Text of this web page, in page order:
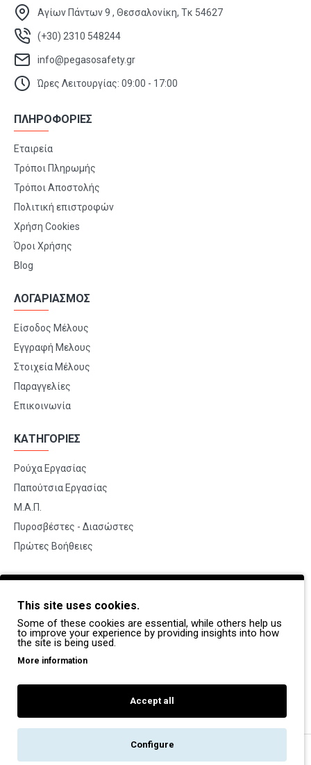
Αγίων Πάντων 9 , Θεσσαλονίκη, Τκ 54627
(+30) 2310 548244
info@pegasosafety.gr
Ώρες Λειτουργίας: 09:00 - 17:00
ΠΛΗΡΟΦΟΡΙΕΣ
Εταιρεία
Τρόποι Πληρωμής
Τρόποι Αποστολής
Πολιτική επιστροφών
Χρήση Cookies
Όροι Χρήσης
Blog
ΛΟΓΑΡΙΑΣΜΟΣ
Είσοδος Μέλους
Εγγραφή Μελους
Στοιχεία Μέλους
Παραγγελίες
Επικοινωνία
ΚΑΤΗΓΟΡΙΕΣ
Ρούχα Εργασίας
Παπούτσια Εργασίας
Μ.Α.Π.
Πυροσβέστες - Διασώστες
Πρώτες Βοήθειες
BRANDS
Payper
Dike
Coverguard
Portwest
Exena
This site uses cookies.
Some of these cookies are essential, while others help us
to improve your experience by providing insights into how
the site is being used.
More information
Accept all
Configure